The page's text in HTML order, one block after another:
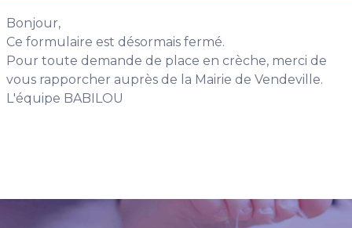
Bonjour,
Ce formulaire est désormais fermé.
Pour toute demande de place en crèche, merci de
vous rapporcher auprès de la Mairie de Vendeville.
L'équipe BABILOU